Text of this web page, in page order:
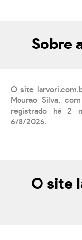
Sobre
O site
Mourao Silva,
registrado há 2
6/8/2026.
O site